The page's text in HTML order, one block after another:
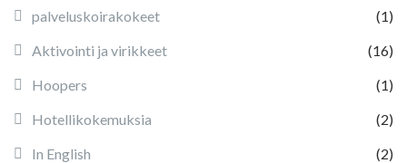
palveluskoirakokeet
(1)
Aktivointi ja virikkeet
(16)
Hoopers
(1)
Hotellikokemuksia
(2)
In English
(2)